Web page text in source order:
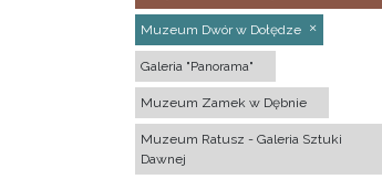
Muzeum Dwór w Dołędze
Galeria "Panorama"
Muzeum Zamek w Dębnie
Muzeum Ratusz - Galeria Sztuki
Dawnej